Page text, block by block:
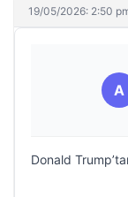
19/05/2026: 2:50
A
Donald